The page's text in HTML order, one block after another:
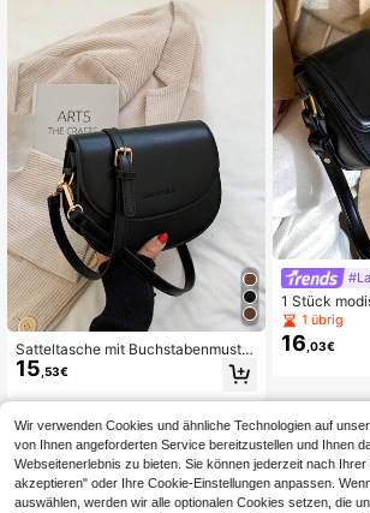
Satteltasche mit Buchstabenmuste
r, modische einfarbige Umhängetas
che, kleines Damen-Geldbörse mit
Klappe
15 ,53€
1 Stück
nd
kleine
mit
1 übrig
16 ,03€
Wir verwenden Cookies und ähnliche Technologien auf
von Ihnen angeforderten Service bereitzustellen und Ihnen
Webseitenerlebnis zu bieten. Sie können jederzeit nach Ihrer
akzeptieren" oder Ihre Cookie-Einstellungen anpassen.
auswählen, werden wir alle optionalen Cookies setzen, die